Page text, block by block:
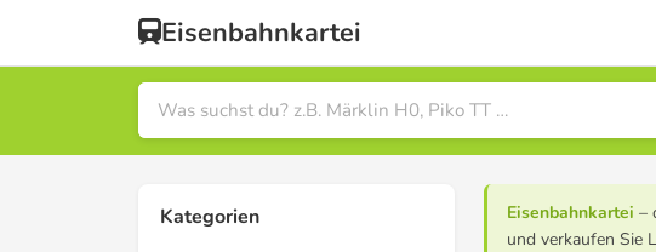
Eisenbahnkartei
Kategorien Eisenbahnkartei –
und verkaufen Sie